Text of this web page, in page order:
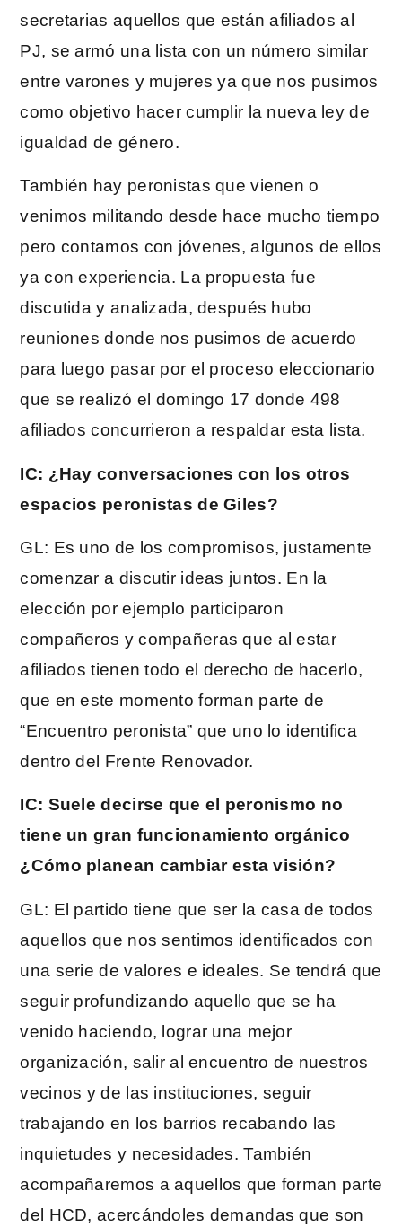
secretarias aquellos que están afiliados al
PJ, se armó una lista con un número similar
entre varones y mujeres ya que nos pusimos
como objetivo hacer cumplir la nueva ley de
igualdad de género.
También hay peronistas que vienen o
venimos militando desde hace mucho tiempo
pero contamos con jóvenes, algunos de ellos
ya con experiencia. La propuesta fue
discutida y analizada, después hubo
reuniones donde nos pusimos de acuerdo
para luego pasar por el proceso eleccionario
que se realizó el domingo 17 donde 498
afiliados concurrieron a respaldar esta lista.
IC: ¿Hay conversaciones con los otros
espacios peronistas de Giles?
GL: Es uno de los compromisos, justamente
comenzar a discutir ideas juntos. En la
elección por ejemplo participaron
compañeros y compañeras que al estar
afiliados tienen todo el derecho de hacerlo,
que en este momento forman parte de
“Encuentro peronista” que uno lo identifica
dentro del Frente Renovador.
IC: Suele decirse que el peronismo no
tiene un gran funcionamiento orgánico
¿Cómo planean cambiar esta visión?
GL: El partido tiene que ser la casa de todos
aquellos que nos sentimos identificados con
una serie de valores e ideales. Se tendrá que
seguir profundizando aquello que se ha
venido haciendo, lograr una mejor
organización, salir al encuentro de nuestros
vecinos y de las instituciones, seguir
trabajando en los barrios recabando las
inquietudes y necesidades. También
acompañaremos a aquellos que forman parte
del HCD, acercándoles demandas que son